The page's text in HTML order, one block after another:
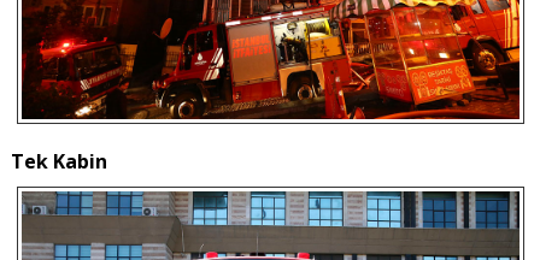
Tek Kabin